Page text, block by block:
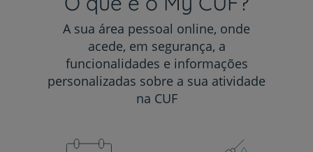
A sua área pessoal online, onde
acede, em segurança, a
funcionalidades e informações
personalizadas sobre a sua atividade
na CUF